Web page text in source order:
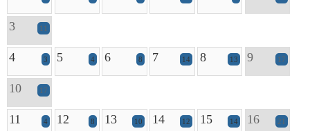
3 11
4 3 5 4 6 8 7 14 8 13 9 17
10 17
11 4 12 8 13 10 14 12 15 14 16 21